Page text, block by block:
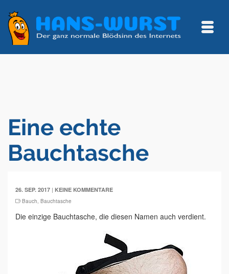
Eine echte
Bauchtasche
26. SEP. 2017 | KEINE KOMMENTARE
Bauch, Bauchtasche
Die einzige Bauchtasche, die diesen Namen auch verdient.